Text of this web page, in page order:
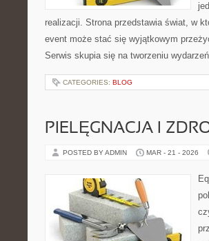
realizacji. Strona przedstawia świat, w
event może stać się wyjątkowym
Serwis skupia się na tworzeniu
CATEGORIES: BLOG
PIELĘGNACJA I
POSTED BY ADMIN MAR - 21 - 2026